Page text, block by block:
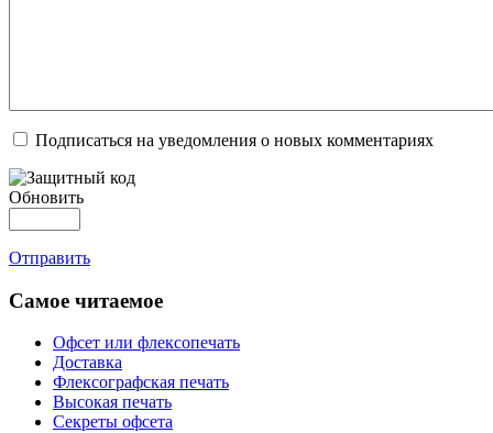
Подписаться на уведомления о новых комментариях
Обновить
Отправить
Самое читаемое
Офсет или флексопечать
Доставка
Флексографская печать
Высокая печать
Секреты офсета